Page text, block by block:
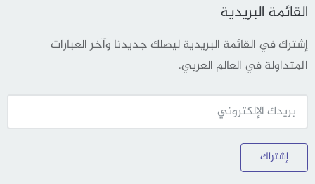
القائمة البريدية
إشترك في القائمة البريدية ليصلك جديدنا وآخر العبارات
المتداولة في العالم العربي.
إشتراك